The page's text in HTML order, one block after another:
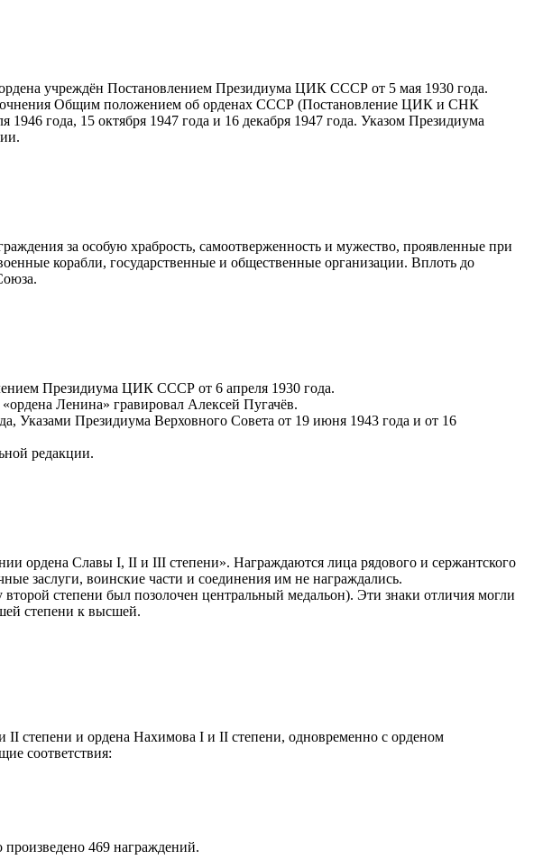
учреждён Постановлением Президиума ЦИК СССР от 5 мая 1930 года.
Общим положением об орденах СССР (Постановление ЦИК и СНК
года, 15 октября 1947 года и 16 декабря 1947 года. Указом Президиума
за особую храбрость, самоотверженность и мужество, проявленные при
корабли, государственные и общественные организации. Вплоть до
Президиума ЦИК СССР от 6 апреля 1930 года.
Ленина» гравировал Алексей Пугачёв.
Указами Президиума Верховного Совета от 19 июня 1943 года и от 16
редакции.
Славы I, II и III степени». Награждаются лица рядового и сержантского
заслуги, воинские части и соединения им не награждались.
степени был позолочен центральный медальон). Эти знаки отличия могли
степени к высшей.
степени и ордена Нахимова I и II степени, одновременно с орденом
соответствия:
469 награждений.